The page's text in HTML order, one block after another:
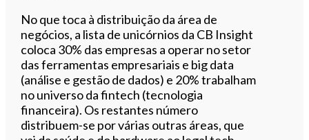
No que toca à distribuição da área de
negócios, a lista de unicórnios da CB Insight
coloca 30% das empresas a operar no setor
das ferramentas empresariais e big data
(análise e gestão de dados) e 20% trabalham
no universo da fintech (tecnologia
financeira). Os restantes número
distribuem-se por várias outras áreas, que